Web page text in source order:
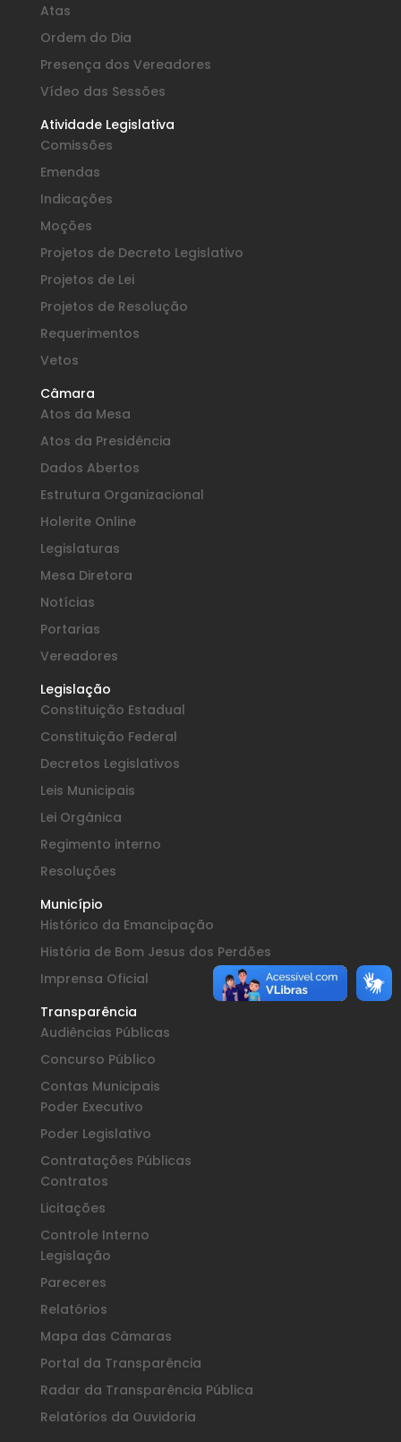
Atas
Ordem do Dia
Presença dos Vereadores
Vídeo das Sessões
Atividade Legislativa
Comissões
Emendas
Indicações
Moções
Projetos de Decreto Legislativo
Projetos de Lei
Projetos de Resolução
Requerimentos
Vetos
Câmara
Atos da Mesa
Atos da Presidência
Dados Abertos
Estrutura Organizacional
Holerite Online
Legislaturas
Mesa Diretora
Notícias
Portarias
Vereadores
Legislação
Constituição Estadual
Constituição Federal
Decretos Legislativos
Leis Municipais
Lei Orgânica
Regimento interno
Resoluções
Município
Histórico da Emancipação
História de Bom Jesus dos Perdões
Imprensa Oficial
Transparência
Audiências Públicas
Concurso Público
Contas Municipais
Poder Executivo
Poder Legislativo
Contratações Públicas
Contratos
Licitações
Controle Interno
Legislação
Pareceres
Relatórios
Mapa das Câmaras
Portal da Transparência
Radar da Transparência Pública
Relatórios da Ouvidoria